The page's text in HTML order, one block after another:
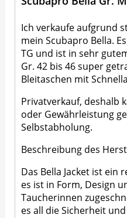
Ich verkaufe aufgrund
mein Scubapro Bella.
TG und ist in sehr
Gr. 42 bis 46 super
Bleitaschen mit
Privatverkauf, deshalb
oder Gewährleistung
Selbstabholung.
Beschreibung des
Das Bella Jacket ist ein
es ist in Form, Design
Taucherinnen
es all die Sicherheit